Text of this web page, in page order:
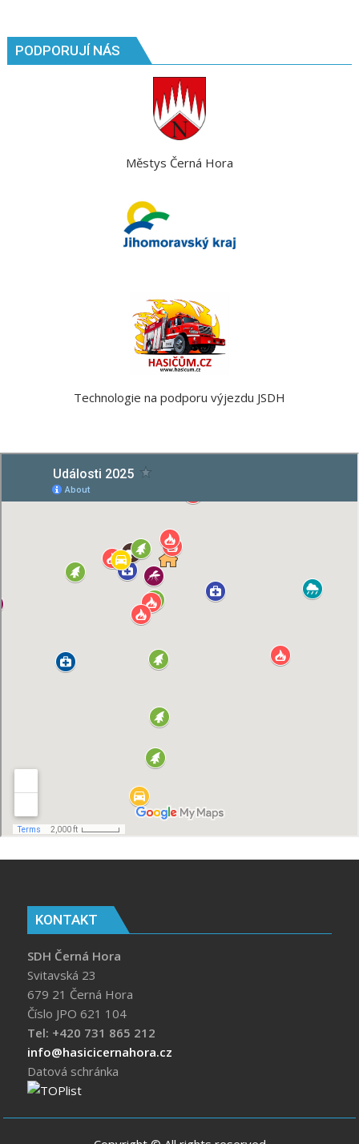
PODPORUJÍ NÁS
Městys Černá Hora
Technologie na podporu výjezdu JSDH
KONTAKT
SDH Černá Hora
Svitavská 23
679 21 Černá Hora
Číslo JPO 621 104
Tel: +420 731 865 212
info@hasicicernahora.cz
Datová schránka